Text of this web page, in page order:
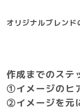
オリジナルブレンド
作成までのステ
①イメージのヒ
②イメージを元